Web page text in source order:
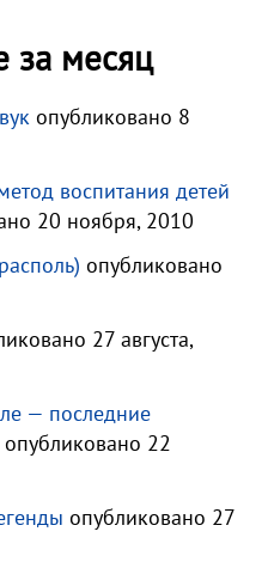
за месяц
опубликовано 8
воспитания детей
20 ноября, 2010
опубликовано
27 августа,
— последние
опубликовано 22
опубликовано 27